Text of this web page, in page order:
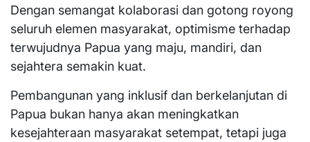
Dengan semangat kolaborasi dan gotong royong
seluruh elemen masyarakat, optimisme terhadap
terwujudnya Papua yang maju, mandiri, dan
sejahtera semakin kuat.
Pembangunan yang inklusif dan berkelanjutan di
Papua bukan hanya akan meningkatkan
kesejahteraan masyarakat setempat, tetapi juga